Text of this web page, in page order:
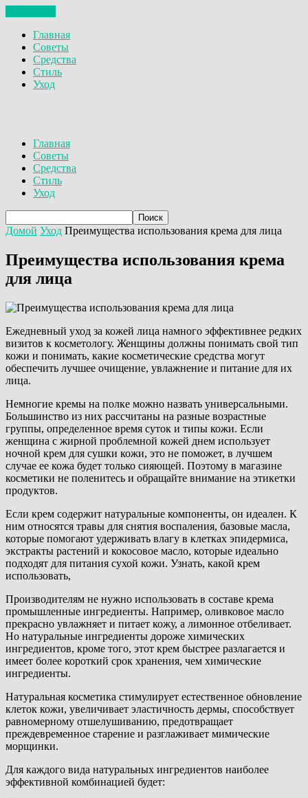
Главная
Советы
Средства
Стиль
Уход
Главная
Советы
Средства
Стиль
Уход
Домой Уход Преимущества использования крема для лица
Преимущества использования крема
для лица
Ежедневный уход за кожей лица намного эффективнее редких
визитов к косметологу. Женщины должны понимать свой тип
кожи и понимать, какие косметические средства могут
обеспечить лучшее очищение, увлажнение и питание для их
лица.
Немногие кремы на полке можно назвать универсальными.
Большинство из них рассчитаны на разные возрастные
группы, определенное время суток и типы кожи. Если
женщина с жирной проблемной кожей днем ​​использует
ночной крем для сушки кожи, это не поможет, в лучшем
случае ее кожа будет только сияющей. Поэтому в магазине
косметики не поленитесь и обращайте внимание на этикетки
продуктов.
Если крем содержит натуральные компоненты, он идеален. К
ним относятся травы для снятия воспаления, базовые масла,
которые помогают удерживать влагу в клетках эпидермиса,
экстракты растений и кокосовое масло, которые идеально
подходят для питания сухой кожи. Узнать, какой крем
использовать,
Производителям не нужно использовать в составе крема
промышленные ингредиенты. Например, оливковое масло
прекрасно увлажняет и питает кожу, а лимонное отбеливает.
Но натуральные ингредиенты дороже химических
ингредиентов, кроме того, этот крем быстрее разлагается и
имеет более короткий срок хранения, чем химические
ингредиенты.
Натуральная косметика стимулирует естественное обновление
клеток кожи, увеличивает эластичность дермы, способствует
равномерному отшелушиванию, предотвращает
преждевременное старение и разглаживает мимические
морщинки.
Для каждого вида натуральных ингредиентов наиболее
эффективной комбинацией будет: